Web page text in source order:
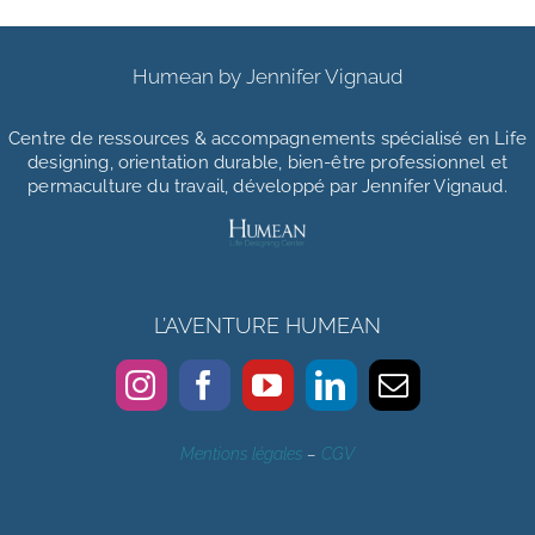
Humean by Jennifer Vignaud
Centre de ressources & accompagnements spécialisé en Life
designing, orientation durable, bien-être professionnel et
permaculture du travail, développé par Jennifer Vignaud.
L’AVENTURE HUMEAN
Mentions légales – CGV